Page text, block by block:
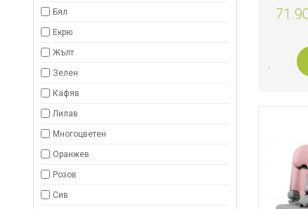
Бял
Екрю
Жълт
Зелен
Кафяв
Лилав
Многоцветен
Оранжев
Розов
Сив